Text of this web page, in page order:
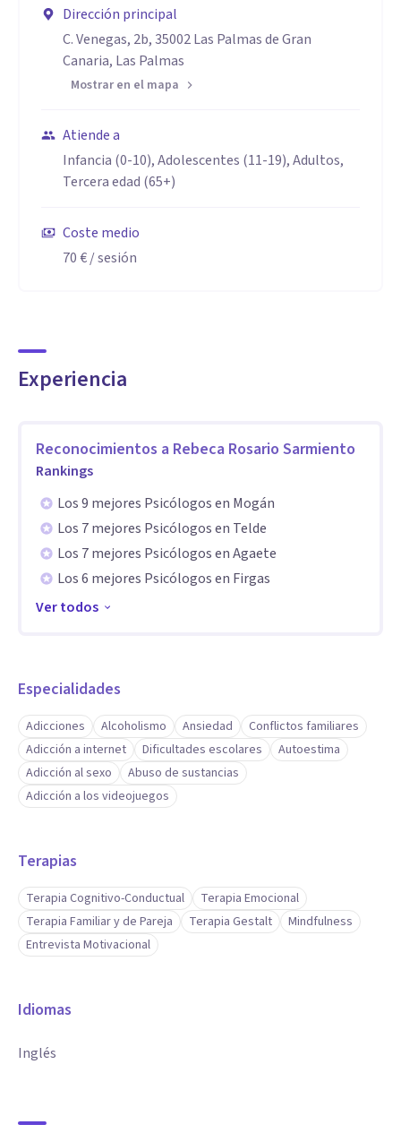
pacientes en la obtención de buenos resultados desde una
buena experiencia en el trato con pacientes, desde la
empatía y la resolución temprana de sus conflictos y
dificultades, potenciando el bienestar de cada uno de mis
Aptitudes
Cuento con una amplia experiencia con diversa
problemática, en la cual específicamente trabajo con
Dirección principal
C. Venegas, 2b, 35002 Las Palmas de Gran
Canaria, Las Palmas
Mostrar en el mapa
Atiende a
Infancia (0-10), Adolescentes (11-19), Adultos,
Tercera edad (65+)
Coste medio
70 €/ sesión
Experiencia
Reconocimientos a Rebeca Rosario Sarmiento
Rankings
Los 9 mejores Psicólogos en Mogán
Los 7 mejores Psicólogos en Telde
Los 7 mejores Psicólogos en Agaete
Los 6 mejores Psicólogos en Firgas
Ver todos
Especialidades
Adicciones Alcoholismo Ansiedad
Conflictos familiares
Adicción a internet
Dificultades escolares
Autoestima
Adicción al sexo
Abuso de sustancias
Adicción a los videojuegos
Terapias
Terapia Cognitivo-Conductual
Terapia Emocional
Terapia Familiar y de Pareja
Terapia Gestalt
Mindfulness
Entrevista Motivacional
Idiomas
Inglés